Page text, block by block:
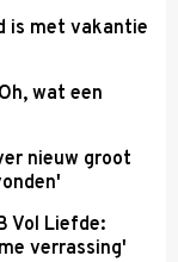
is met vakantie
wat een
nieuw groot
Vol Liefde:
verrassing'